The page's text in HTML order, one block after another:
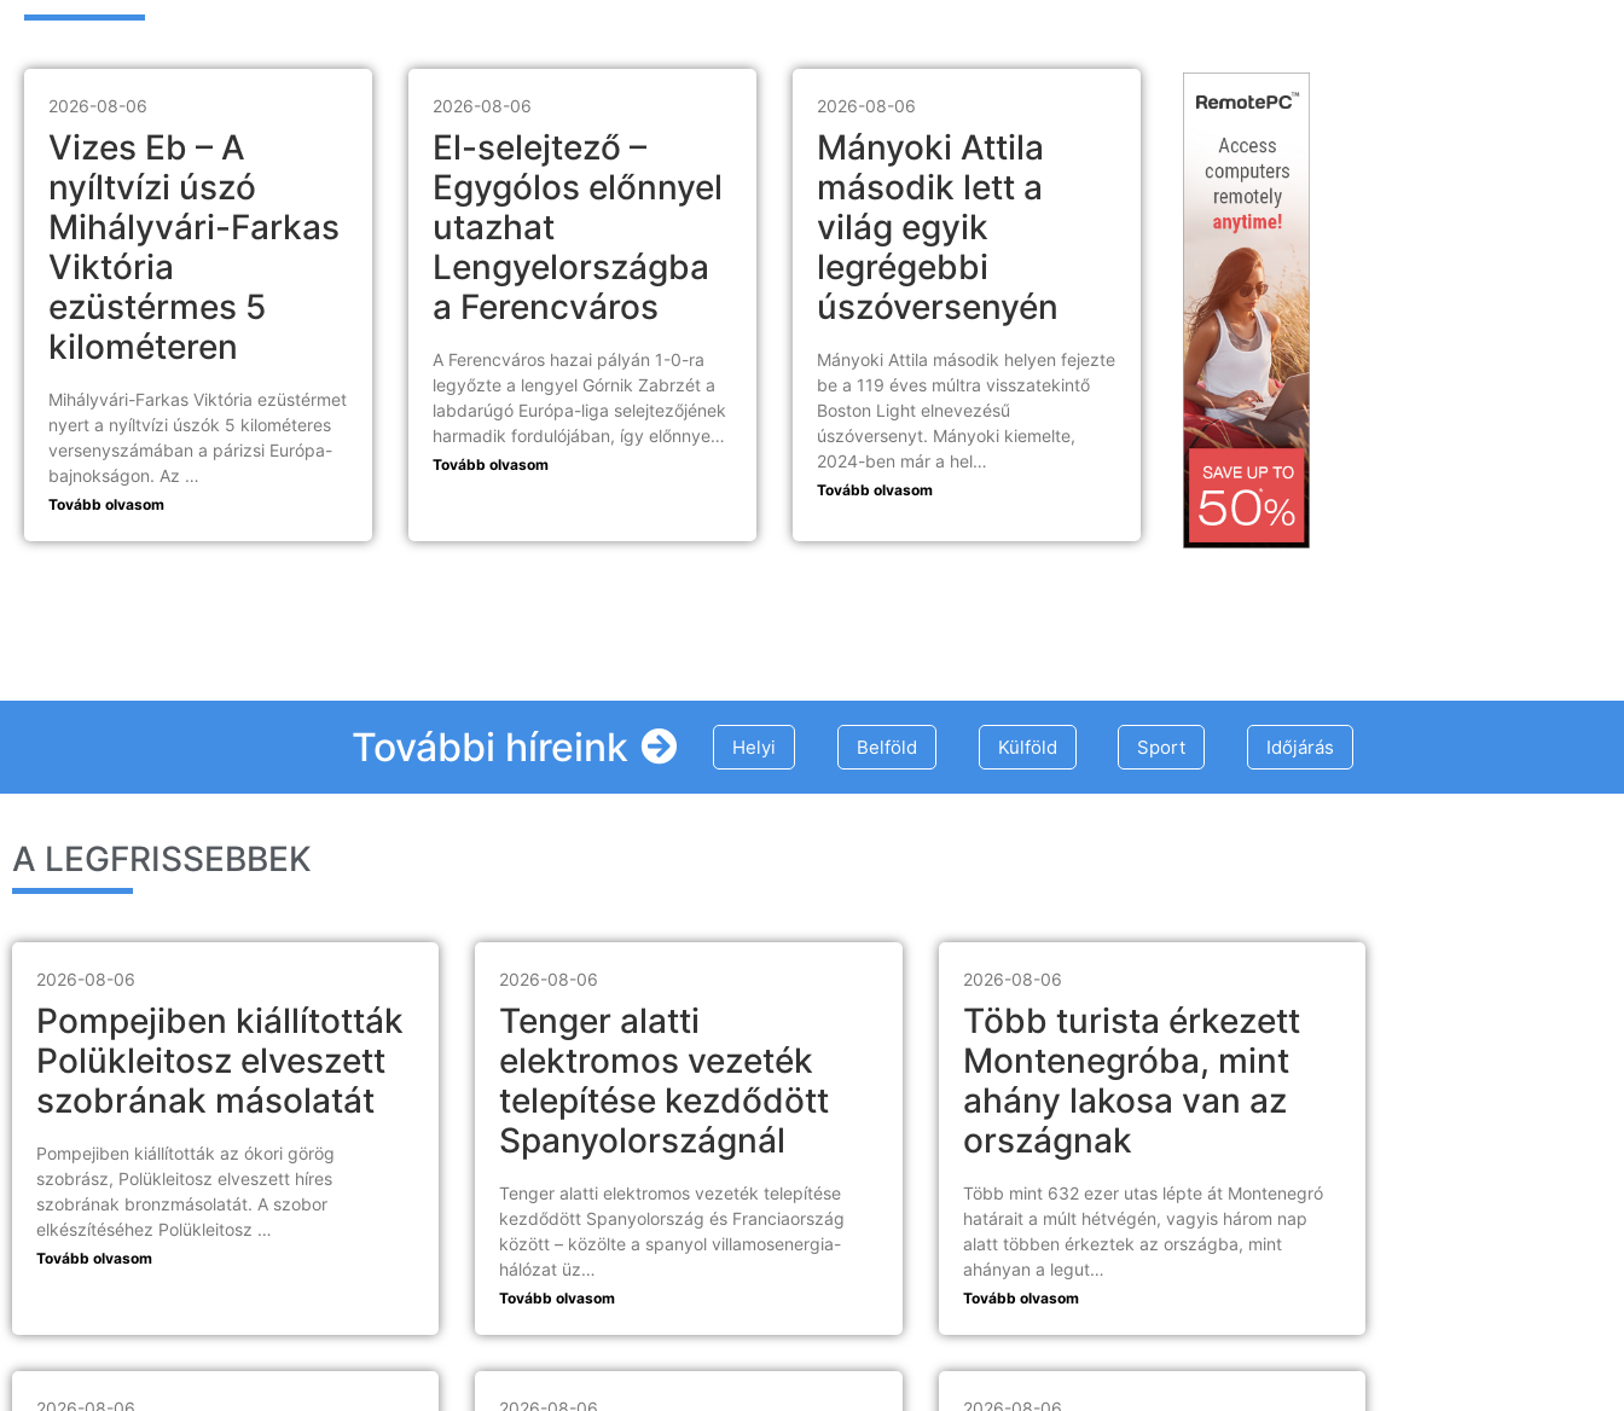
2026-08-06
Vizes Eb – A
nyíltvízi úszó
Mihályvári-Farkas
Viktória
ezüstérmes 5
kilométeren
Mihályvári-Farkas Viktória ezüstérmet
nyert a nyíltvízi úszók 5 kilométeres
versenyszámában a párizsi Európa-
bajnokságon. Az …
Tovább olvasom
2026-08-06
El-selejtező –
Egygólos előnnyel
utazhat
Lengyelországba
a Ferencváros
A Ferencváros hazai pályán 1-0-ra
legyőzte a lengyel Górnik Zabrzét a
labdarúgó Európa-liga selejtezőjének
harmadik fordulójában, így előnnye…
Tovább olvasom
2026-08-06
Mányoki Attila
második lett a
világ egyik
legrégebbi
úszóversenyén
Mányoki Attila második helyen fejezte
be a 119 éves múltra visszatekintő
Boston Light elnevezésű
úszóversenyt. Mányoki kiemelte,
2024-ben már a hel…
Tovább olvasom
További híreink Helyi Belföld Külföld Sport Időjárás
A LEGFRISSEBBEK
2026-08-06
Pompejiben kiállították
Polükleitosz elveszett
szobrának másolatát
Pompejiben kiállították az ókori görög
szobrász, Polükleitosz elveszett híres
szobrának bronzmásolatát. A szobor
elkészítéséhez Polükleitosz …
Tovább olvasom
2026-08-06
Tenger alatti
elektromos vezeték
telepítése kezdődött
Spanyolországnál
Tenger alatti elektromos vezeték telepítése
kezdődött Spanyolország és Franciaország
között – közölte a spanyol villamosenergia-
hálózat üz…
Tovább olvasom
2026-08-06
Több turista érkezett
Montenegróba, mint
ahány lakosa van az
országnak
Több mint 632 ezer utas lépte át Montenegró
határait a múlt hétvégén, vagyis három nap
alatt többen érkeztek az országba, mint
ahányan a legut…
Tovább olvasom